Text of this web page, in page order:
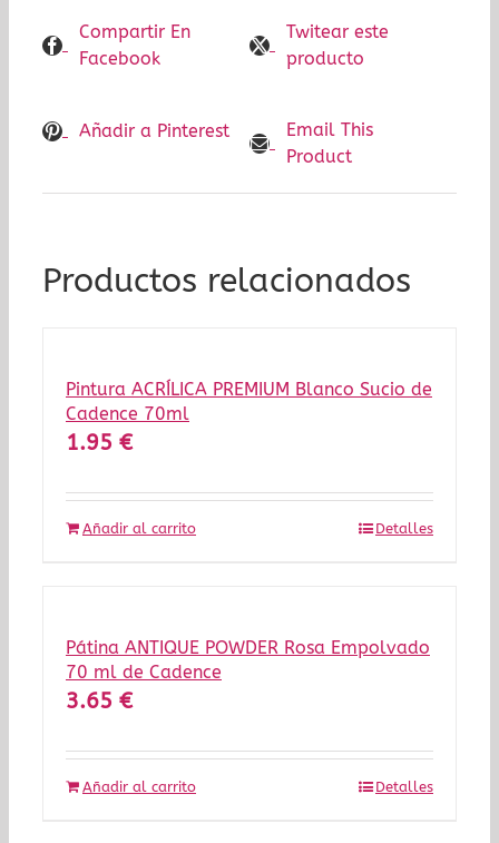
Compartir En
Facebook
Twitear este
producto
Añadir a Pinterest
Email This
Product
Productos relacionados
Pintura ACRÍLICA PREMIUM Blanco Sucio de
Cadence 70ml
1.95 €
Añadir al carrito Detalles
Pátina ANTIQUE POWDER Rosa Empolvado
70 ml de Cadence
3.65 €
Añadir al carrito Detalles